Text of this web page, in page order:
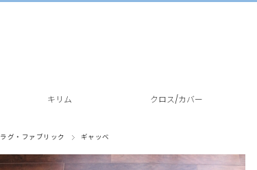
キリム クロス/カバー
ラグ・ファブリック ギャッベ